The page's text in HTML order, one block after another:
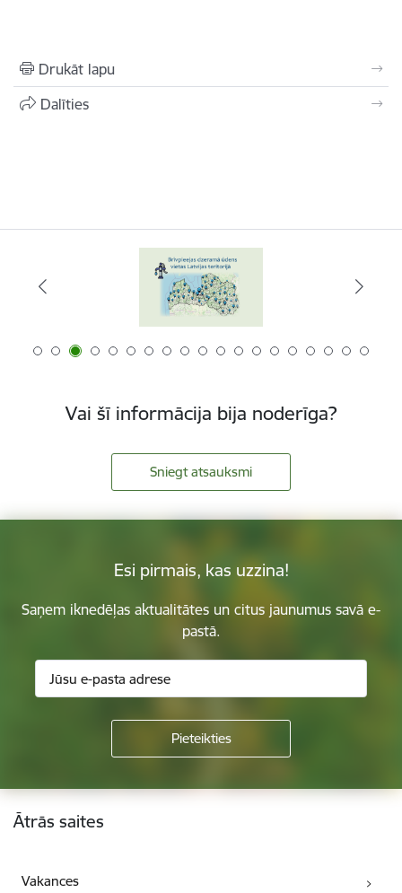
Drukāt lapu
Dalīties
Vai šī informācija bija noderīga?
Sniegt atsauksmi
Esi pirmais, kas uzzina!
Saņem iknedēļas aktualitātes un citus jaunumus savā e-
pastā.
Kājene
Ātrās saites
Vakances